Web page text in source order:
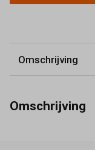
Omschrijving
Omschrijving